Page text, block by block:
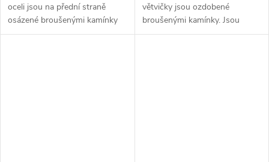
oceli jsou na přední straně
osázené broušenými kamínky
ve tvaru čtverečků. Mají oslnivý
větvičky jsou ozdobené
broušenými kamínky. Jsou
ideálním doplňkem pro